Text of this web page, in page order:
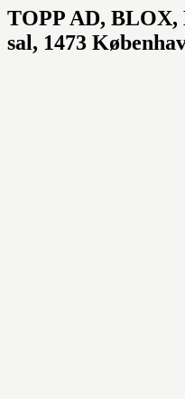
TOPP AD, BLOX,
sal, 1473